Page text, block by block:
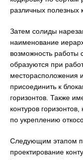
различных полезных
Затем солиды
наименование
возможность работы
образуются при
месторасположения
присоединить к
горизонтов. Также
контуров
по укреплению
Следующим этапом
проектирование